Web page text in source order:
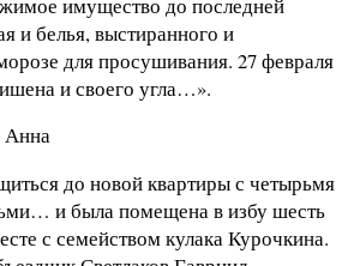
и белья, выстиранного и
для просушивания. 27 февраля
и своего угла…».
Анна
до новой квартиры с четырьмя
и была помещена в избу шесть
с семейством кулака Курочкина.